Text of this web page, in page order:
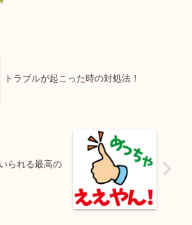
トラブルが起こった時の対処法！
られる最高の